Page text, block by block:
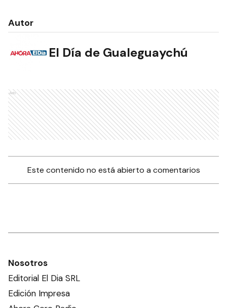
Autor
El Día de Gualeguaychú
Ads
Este contenido no está abierto a comentarios
Nosotros
Editorial El Dia SRL
Edición Impresa